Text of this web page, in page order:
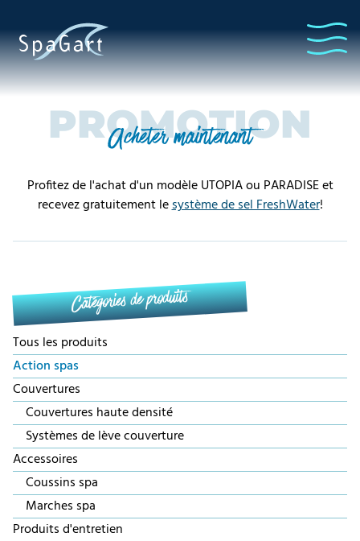
PROMOTION
Acheter maintenant
Profitez de l'achat d'un modèle UTOPIA ou PARADISE et
recevez gratuitement lesystème de sel FreshWater!
Catégories de produits
Tous les produits
Action spas
Couvertures
Couvertures haute densité
Systèmes de lève couverture
Accessoires
Coussins spa
Marches spa
Produits d'entretien